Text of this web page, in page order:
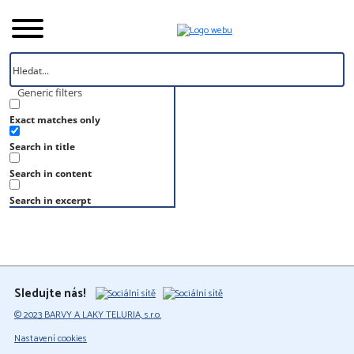
Generic filters
Exact matches only
Search in title
Search in content
Search in excerpt
Úvod
Vzorník
S 8502-G
S 8502-G
Sledujte nás!
© 2023 BARVY A LAKY TELURIA, s.r.o.
Nastavení cookies